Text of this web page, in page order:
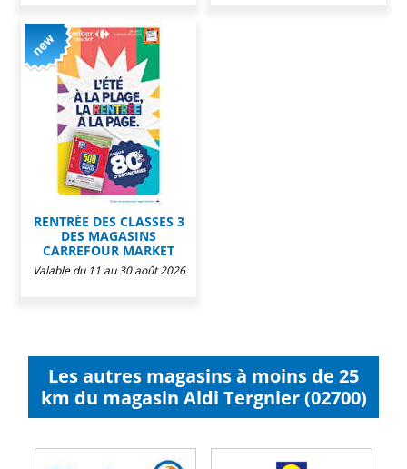
RENTRÉE DES CLASSES 3
DES MAGASINS
CARREFOUR MARKET
Valable du 11 au 30 août 2026
Les autres magasins à moins de 25
km du magasin Aldi Tergnier (02700)